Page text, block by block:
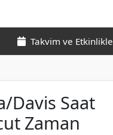
Takvim ve
Davis Saat
Zaman